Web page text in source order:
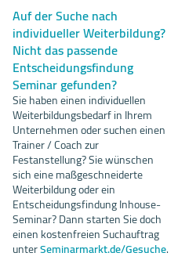
Auf der Suche nach
individueller Weiterbildung?
Nicht das passende
Entscheidungsfindung
Seminar gefunden?
Sie haben einen individuellen
Weiterbildungsbedarf in Ihrem
Unternehmen oder suchen einen
Trainer / Coach zur
Festanstellung? Sie wünschen
sich eine maßgeschneiderte
Weiterbildung oder ein
Entscheidungsfindung Inhouse-
Seminar? Dann starten Sie doch
einen kostenfreien Suchauftrag
unterSeminarmarkt.de/Gesuche.